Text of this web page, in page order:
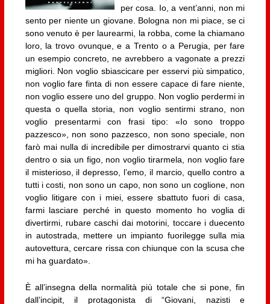
per cosa. Io, a vent’anni, non mi
sento per niente un giovane. Bologna non mi piace, se ci
sono venuto è per laurearmi, la robba, come la chiamano
loro, la trovo ovunque, e a Trento o a Perugia, per fare
un esempio concreto, ne avrebbero a vagonate a prezzi
migliori. Non voglio sbiascicare per esservi più simpatico,
non voglio fare finta di non essere capace di fare niente,
non voglio essere uno del gruppo. Non voglio perdermi in
questa o quella storia, non voglio sentirmi strano, non
voglio presentarmi con frasi tipo: «Io sono troppo
pazzesco», non sono pazzesco, non sono speciale, non
farò mai nulla di incredibile per dimostrarvi quanto ci stia
dentro o sia un figo, non voglio tirarmela, non voglio fare
il misterioso, il depresso, l’emo, il marcio, quello contro a
tutti i costi, non sono un capo, non sono un coglione, non
voglio litigare con i miei, essere sbattuto fuori di casa,
farmi lasciare perché in questo momento ho voglia di
divertirmi, rubare caschi dai motorini, toccare i duecento
in autostrada, mettere un impianto fuorilegge sulla mia
autovettura, cercare rissa con chiunque con la scusa che
mi ha guardato».
È all’insegna della normalità più totale che si pone, fin
dall’incipit, il protagonista di “Giovani, nazisti e